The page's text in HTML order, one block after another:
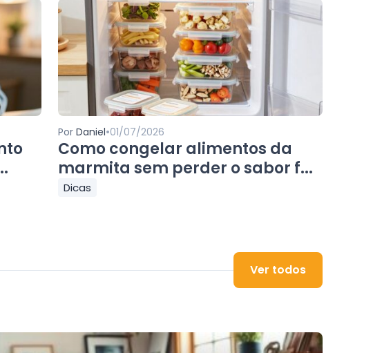
Por Daniel•01/07/2026
Como congelar alimentos da
marmita sem perder o sabor f...
Dicas
Ver todos